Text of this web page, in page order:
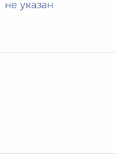
не указан